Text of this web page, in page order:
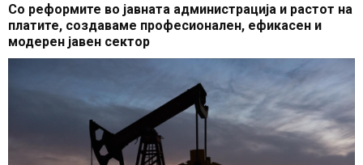
Со реформите во јавната администрација и растот на
платите, создаваме професионален, ефикасен и
модерен јавен сектор